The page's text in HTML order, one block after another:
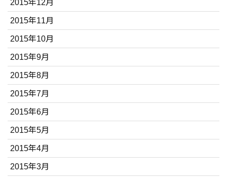
2015年12月
2015年11月
2015年10月
2015年9月
2015年8月
2015年7月
2015年6月
2015年5月
2015年4月
2015年3月